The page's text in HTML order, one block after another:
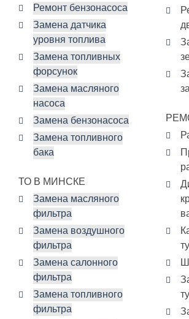
Ремонт бензонасоса
Замена датчика
уровня топлива
Замена топливных
форсунок
Замена масляного
насоса
Замена бензонасоса
Замена топливного
бака
ТО В МИНСКЕ
Замена масляного
фильтра
Замена воздушного
фильтра
Замена салонного
фильтра
Замена топливного
фильтра